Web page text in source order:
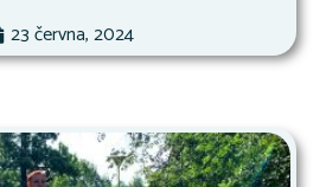
23 června, 2024